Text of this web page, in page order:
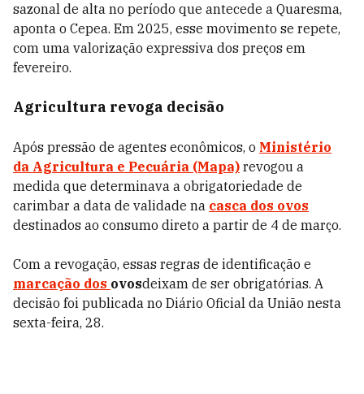
sazonal de alta no período que antecede a Quaresma,
aponta o Cepea. Em 2025, esse movimento se repete,
com uma valorização expressiva dos preços em
fevereiro.
Agricultura revoga decisão
Após pressão de agentes econômicos, o Ministério
da Agricultura e Pecuária (Mapa) revogou a
medida que determinava a obrigatoriedade de
carimbar a data de validade na casca dos ovos
destinados ao consumo direto a partir de 4 de março.
Com a revogação, essas regras de identificação e
marcação dos ovosdeixam de ser obrigatórias. A
decisão foi publicada no Diário Oficial da União nesta
sexta-feira, 28.